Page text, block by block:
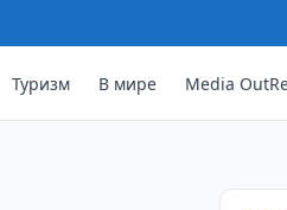
Туризм В мире Media